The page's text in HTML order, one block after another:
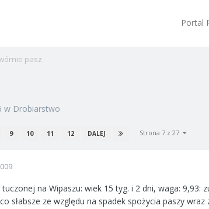
Portal
pasz
w Drobiarstwo
9 10 11 12 DALEJ Strona 7 z 27
na Wipaszu: wiek 15 tyg. i 2 dni, waga:
słabsze ze względu na spadek spożycia paszy